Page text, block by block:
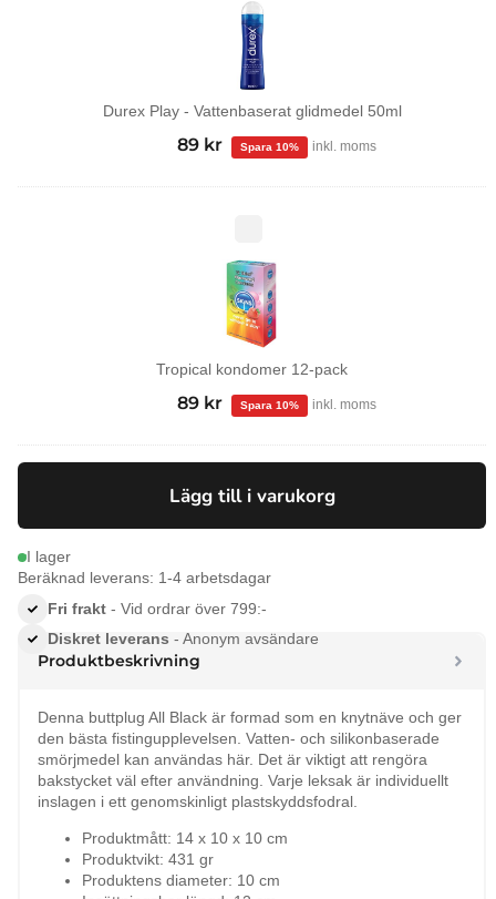
Vattenbaserat
glidmedel
50ml
Durex Play - Vattenbaserat glidmedel 50ml
Det
priset
89 kr
Det
priset
inkl. moms
pack
Tropical kondomer 12-pack
Det
priset
99 kr.
89 kr
Det
priset
89 kr.
inkl. moms
Lägg till i varukorg
I lager
Beräknad leverans: 1-4 arbetsdagar
Fri frakt - Vid ordrar över 799:-
Diskret leverans - Anonym avsändare
Produktbeskrivning
Denna buttplug All Black är formad som en knytnäve och ger
den bästa fistingupplevelsen. Vatten- och silikonbaserade
smörjmedel kan användas här. Det är viktigt att rengöra
bakstycket väl efter användning. Varje leksak är individuellt
inslagen i ett genomskinligt plastskyddsfodral.
Produktmått: 14 x 10 x 10 cm
Produktvikt: 431 gr
Produktens diameter: 10 cm